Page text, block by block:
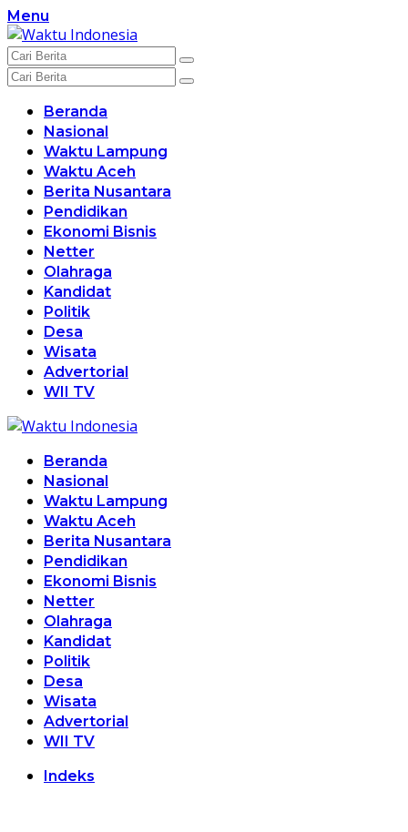
Langsung
ke
konten
Menu
Beranda
Nasional
Waktu Lampung
Waktu Aceh
Berita Nusantara
Pendidikan
Ekonomi Bisnis
Netter
Olahraga
Kandidat
Politik
Desa
Wisata
Advertorial
WII TV
Beranda
Nasional
Waktu Lampung
Waktu Aceh
Berita Nusantara
Pendidikan
Ekonomi Bisnis
Netter
Olahraga
Kandidat
Politik
Desa
Wisata
Advertorial
WII TV
Indeks